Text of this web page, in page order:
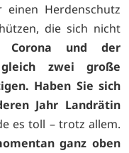
Herdenschutz
die sich nicht
Corona und der
zwei große
Haben Sie sich
Jahr Landrätin
es toll – trotz allem.
ganz oben